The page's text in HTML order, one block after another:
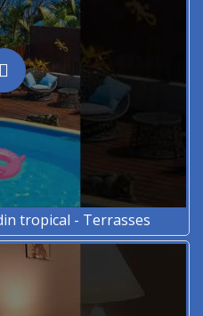
tropical - Terrasses